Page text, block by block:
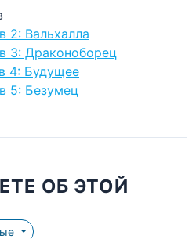
2: Вальхалла
3: Драконоборец
4: Будущее
5: Безумец
ОБ ЭТОЙ